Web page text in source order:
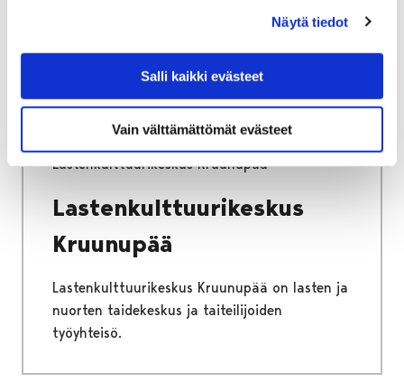
Näytä tiedot
Salli kaikki evästeet
Vain välttämättömät evästeet
Lastenkulttuurikeskus Kruunupää
Lastenkulttuurikeskus
Kruunupää
Lastenkulttuurikeskus Kruunupää on lasten ja
nuorten taidekeskus ja taiteilijoiden
työyhteisö.